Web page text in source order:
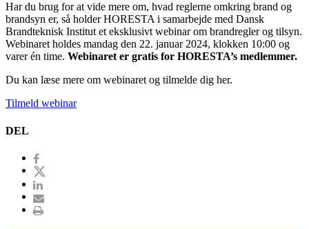
Har du brug for at vide mere om, hvad reglerne omkring brand og
brandsyn er, så holder HORESTA i samarbejde med Dansk
Brandteknisk Institut et eksklusivt webinar om brandregler og tilsyn.
Webinaret holdes mandag den 22. januar 2024, klokken 10:00 og
varer én time. Webinaret er gratis for HORESTA’s medlemmer.
Du kan læse mere om webinaret og tilmelde dig her.
Tilmeld webinar
DEL